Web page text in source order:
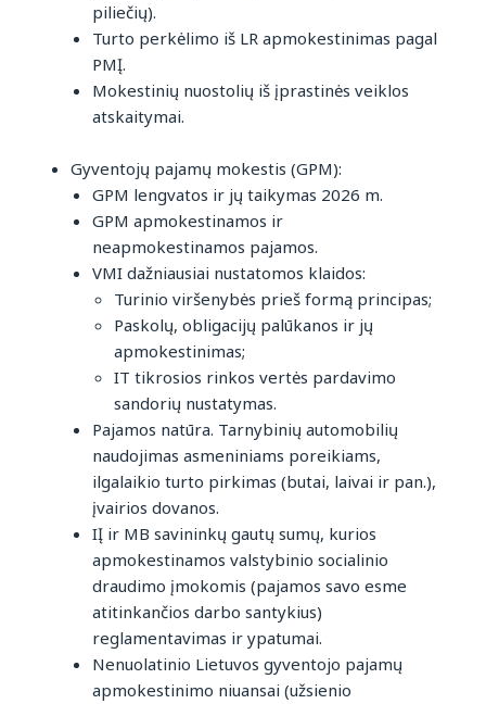
piliečių).
Turto perkėlimo iš LR apmokestinimas pagal
PMĮ.
Mokestinių nuostolių iš įprastinės veiklos
atskaitymai.
Gyventojų pajamų mokestis (GPM):
GPM lengvatos ir jų taikymas 2026 m.
GPM apmokestinamos ir
neapmokestinamos pajamos.
VMI dažniausiai nustatomos klaidos:
Turinio viršenybės prieš formą principas;
Paskolų, obligacijų palūkanos ir jų
apmokestinimas;
IT tikrosios rinkos vertės pardavimo
sandorių nustatymas.
Pajamos natūra. Tarnybinių automobilių
naudojimas asmeniniams poreikiams,
ilgalaikio turto pirkimas (butai, laivai ir pan.),
įvairios dovanos.
IĮ ir MB savininkų gautų sumų, kurios
apmokestinamos valstybinio socialinio
draudimo įmokomis (pajamos savo esme
atitinkančios darbo santykius)
reglamentavimas ir ypatumai.
Nenuolatinio Lietuvos gyventojo pajamų
apmokestinimo niuansai (užsienio